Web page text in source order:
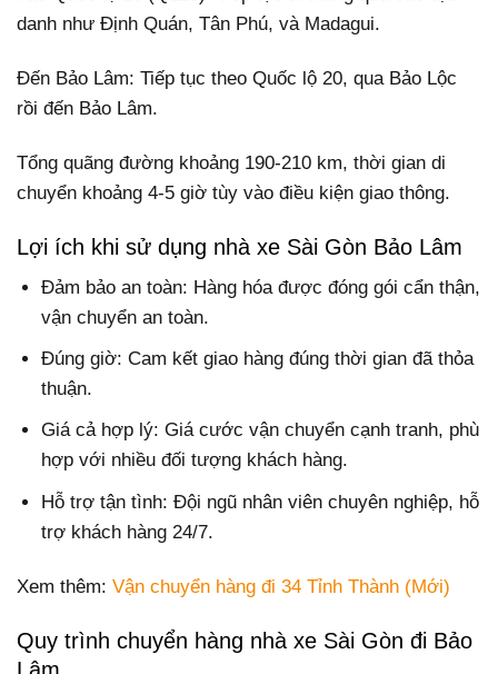
danh như Định Quán, Tân Phú, và Madagui.
Đến Bảo Lâm: Tiếp tục theo Quốc lộ 20, qua Bảo Lộc
rồi đến Bảo Lâm.
Tổng quãng đường khoảng 190-210 km, thời gian di
chuyển khoảng 4-5 giờ tùy vào điều kiện giao thông.
Lợi ích khi sử dụng nhà xe Sài Gòn Bảo Lâm
Đảm bảo an toàn: Hàng hóa được đóng gói cẩn thận,
vận chuyển an toàn.
Đúng giờ: Cam kết giao hàng đúng thời gian đã thỏa
thuận.
Giá cả hợp lý: Giá cước vận chuyển cạnh tranh, phù
hợp với nhiều đối tượng khách hàng.
Hỗ trợ tận tình: Đội ngũ nhân viên chuyên nghiệp, hỗ
trợ khách hàng 24/7.
Xem thêm: Vận chuyển hàng đi 34 Tỉnh Thành (Mới)
Quy trình chuyển hàng nhà xe Sài Gòn đi Bảo